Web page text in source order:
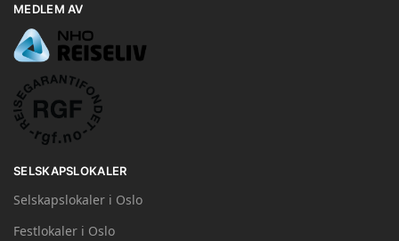
MEDLEM AV
SELSKAPSLOKALER
Selskapslokaler i Oslo
Festlokaler i Oslo